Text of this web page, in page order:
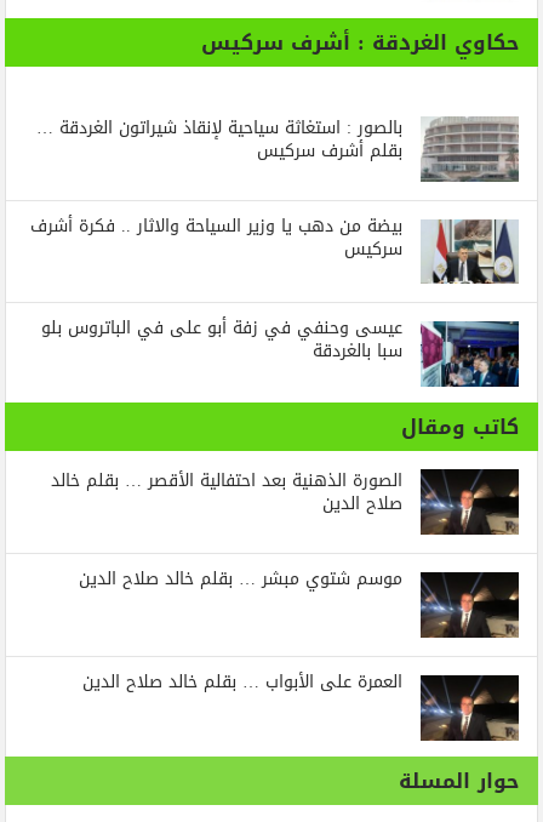
حكاوي الغردقة : أشرف سركيس
بالصور : استغاثة سياحية لإنقاذ شيراتون الغردقة …
بقلم أشرف سركيس
بيضة من دهب يا وزير السياحة والاثار .. فكرة أشرف
سركيس
عيسى وحنفي في زفة أبو على في الباتروس بلو
سبا بالغردقة
كاتب ومقال
الصورة الذهنية بعد احتفالية الأقصر … بقلم خالد
صلاح الدين
موسم شتوي مبشر … بقلم خالد صلاح الدين
العمرة على الأبواب … بقلم خالد صلاح الدين
حوار المسلة